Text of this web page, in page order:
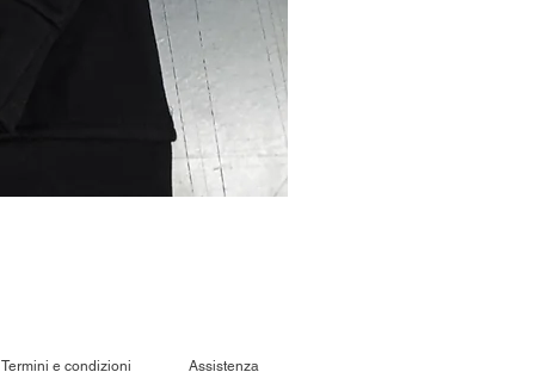
Termini e condizioni Assistenza